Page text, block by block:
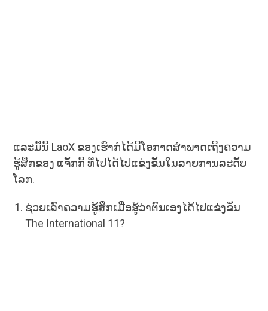
ແລະມື້ນີ້ LaoX ຂອງເຮົາກໍໄດ້ມີໂອກາດສຳພາດເຖິງຄວາມ
ຮູ້ສຶກຂອງ ແຈັກກີ້ ທີ່ໄປໄດ້ໄປແຂ່ງຂັນໃນລາຍການລະດັບ
ໂລກ.
ຊ່ວຍເລົ່າຄວາມຮູ້ສຶກເມື່ອຮູ້ວ່າຕົນເອງໄດ້ໄປແຂ່ງຂັນ
The International 11?